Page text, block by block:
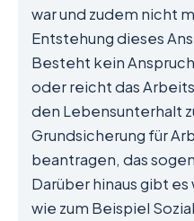
war und zudem nicht
Entstehung dieses
Besteht kein
oder reicht das
den Lebensunterhalt
Grundsicherung für
beantragen, das
Darüber hinaus gibt
wie zum Beispiel